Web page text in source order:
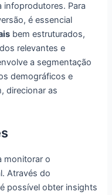
infoprodutores. Para
é essencial
bem estruturados,
relevantes e
a segmentação
demográficos e
direcionar as
monitorar o
Através do
possível obter insights